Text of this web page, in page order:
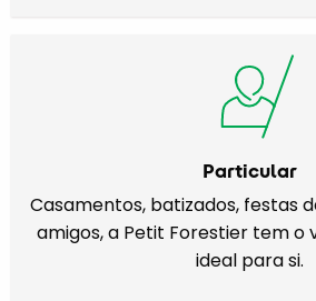
Particular
Casamentos, batizados, festas
amigos, a Petit Forestier tem
ideal para si.